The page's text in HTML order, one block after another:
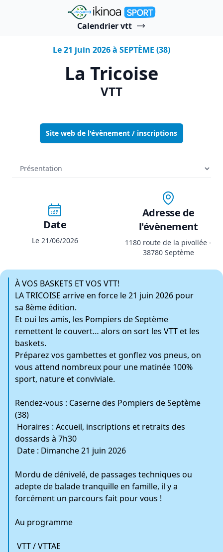
"Ikinoa Sport"
Calendrier vtt
Le 21 juin 2026 à SEPTÈME (38)
La Tricoise
VTT
Site web de l'évènement / inscriptions
Date
Le 21/06/2026
Adresse de
l'évènement
1180 route de la pivollée -
38780 Septème
À VOS BASKETS ET VOS VTT!
LA TRICOISE arrive en force le 21 juin 2026 pour
sa 8ème édition.
Et oui les amis, les Pompiers de Septème
remettent le couvert… alors on sort les VTT et les
baskets.
Préparez vos gambettes et gonflez vos pneus, on
vous attend nombreux pour une matinée 100%
sport, nature et conviviale.
Rendez-vous : Caserne des Pompiers de Septème
(38)
Horaires : Accueil, inscriptions et retraits des
dossards à 7h30
Date : Dimanche 21 juin 2026
Mordu de dénivelé, de passages techniques ou
adepte de balade tranquille en famille, il y a
forcément un parcours fait pour vous !
Au programme
‍️ VTT / VTTAE